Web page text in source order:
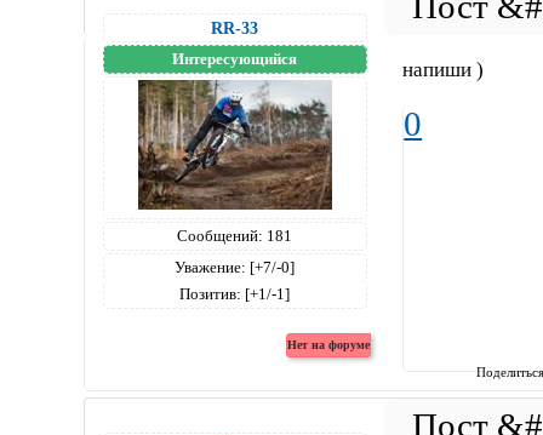
RR-33
Интересующийся
Сообщений: 181
Уважение: [+7/-0]
Позитив: [+1/-1]
напиши )
0